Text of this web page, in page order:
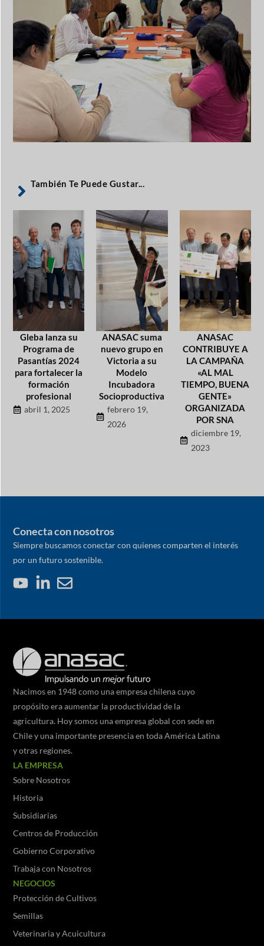
También Te Puede Gustar...
Gleba lanza su
Programa de
Pasantías 2024
para fortalecer la
formación
profesional
abril 1, 2025
ANASAC suma
nuevo grupo en
Victoria a su
Modelo
Incubadora
Socioproductiva
febrero 19,
2026
ANASAC
CONTRIBUYE A
LA CAMPAÑA
«AL MAL
TIEMPO, BUENA
GENTE»
ORGANIZADA
POR SNA
diciembre 19,
2023
Conecta con nosotros
Siempre buscamos conectar con quienes comparten el interés
por un futuro sostenible.
Nacimos en 1948 como una empresa chilena cuyo
propósito era aumentar la productividad de la
agricultura. Hoy somos una empresa global con sede en
Chile y una importante presencia en toda América Latina
y otras regiones.
LA EMPRESA
Sobre Nosotros
Historia
Subsidiarias
Centros de Producción
Gobierno Corporativo
Trabaja con Nosotros
NEGOCIOS
Protección de Cultivos
Semillas
Veterinaria y Acuicultura